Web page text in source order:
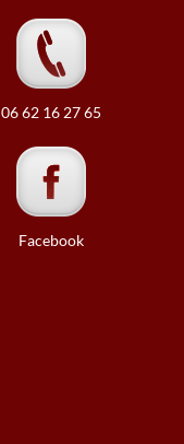
06 62 16 27 65
Facebook